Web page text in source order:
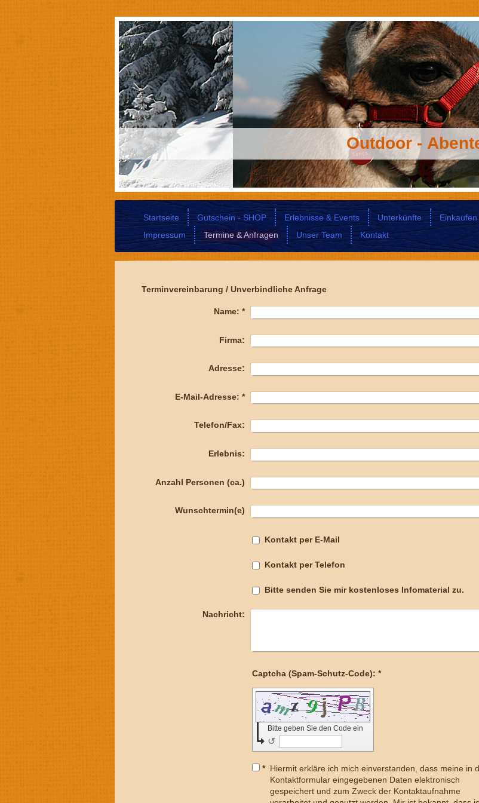
Outdoor -
Startseite Gutschein - SHOP Erlebnisse & Events Unterkünfte Einkaufen
Impressum
Termine & Anfragen Unser Team Kontakt
Terminvereinbarung / Unverbindliche Anfrage
Name: *
Firma:
Adresse:
E-Mail-Adresse: *
Telefon/Fax:
Erlebnis:
Anzahl Personen (ca.)
Wunschtermin(e)
Kontakt per E-Mail
Kontakt per Telefon
Bitte senden Sie mir kostenloses Infomaterial zu.
Nachricht:
Captcha (Spam-Schutz-Code): *
Bitte geben Sie den Code ein
↺
* Hiermit erkläre ich mich einverstanden, dass meine in
Kontaktformular eingegebenen Daten elektronisch
gespeichert und zum Zweck der Kontaktaufnahme